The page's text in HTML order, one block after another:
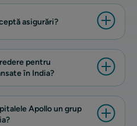
asigurări?
pentru
în India?
Apollo un grup